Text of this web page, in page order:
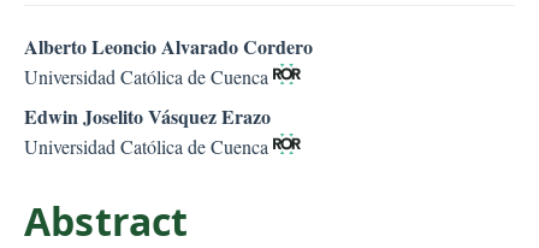
Alberto Leoncio Alvarado Cordero
Universidad Católica de Cuenca
Edwin Joselito Vásquez Erazo
Universidad Católica de Cuenca
Abstract